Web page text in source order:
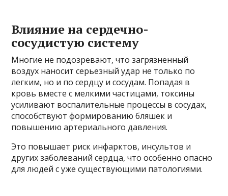
Влияние на сердечно-
сосудистую систему
Многие не подозревают, что загрязненный
воздух наносит серьезный удар не только по
легким, но и по сердцу и сосудам. Попадая в
кровь вместе с мелкими частицами, токсины
усиливают воспалительные процессы в сосудах,
способствуют формированию бляшек и
повышению артериального давления.
Это повышает риск инфарктов, инсультов и
других заболеваний сердца, что особенно опасно
для людей с уже существующими патологиями.